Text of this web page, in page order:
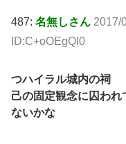
487: 名無しさん 2017/
ID:C+oOEgQl0
つハイラル城内の祠
己の固定観念に囚わ
ないかな